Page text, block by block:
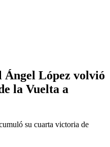
López volvió
la Vuelta a
su cuarta victoria de